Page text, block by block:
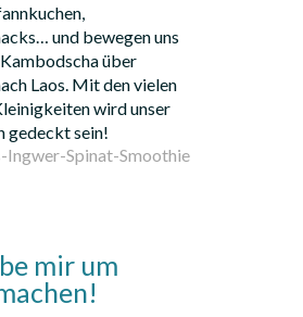
und bewegen uns
über
Laos. Mit den vielen
wird unser
gedeckt sein!
mir um